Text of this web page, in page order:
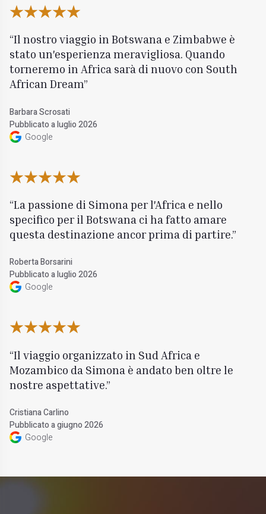
Il nostro viaggio in Botswana e Zimbabwe è
stato un'esperienza meravigliosa. Quando
torneremo in Africa sarà di nuovo con South
African Dream
Barbara Scrosati
Pubblicato a luglio 2026
Google
La passione di Simona per l'Africa e nello
specifico per il Botswana ci ha fatto amare
questa destinazione ancor prima di partire.
Roberta Borsarini
Pubblicato a luglio 2026
Google
Il viaggio organizzato in Sud Africa e
Mozambico da Simona è andato ben oltre le
nostre aspettative.
Cristiana Carlino
Pubblicato a giugno 2026
Google